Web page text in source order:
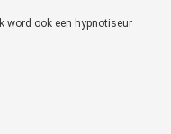
word ook een hypnotiseur